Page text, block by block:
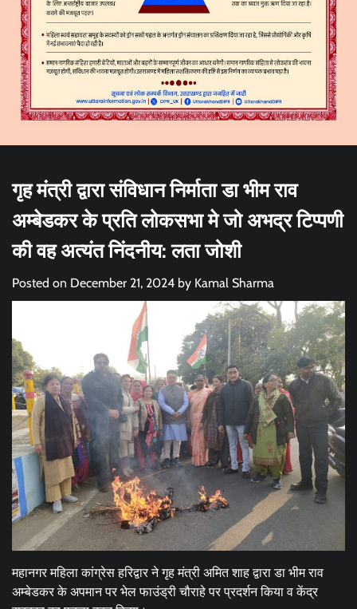
गृह मंत्री द्वारा संविधान निर्माता डा भीम राव
अम्बेडकर के प्रति लोकसभा मे जो अभद्र टिप्पणी
की वह अत्यंत निंदनीय: लता जोशी
Posted on December 21, 2024 by Kamal Sharma
महानगर महिला कांग्रेस हरिद्वार ने गृह मंत्री अमित शाह द्वारा डा भीम राव
अम्बेडकर के अपमान पर भेल फाउंड्री चौराहे पर प्रदर्शन किया व केंद्र